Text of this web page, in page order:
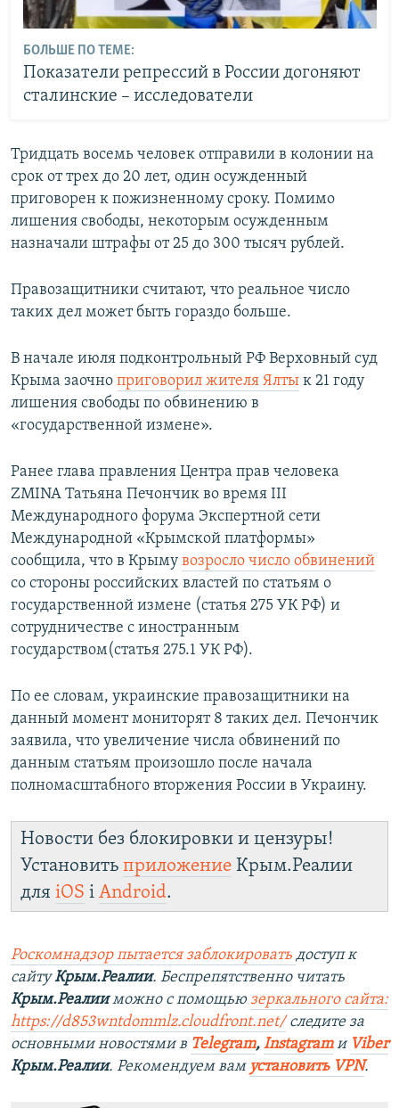
БОЛЬШЕ ПО ТЕМЕ:
Показатели репрессий в России догоняют
сталинские – исследователи
Тридцать восемь человек отправили в колонии на
срок от трех до 20 лет, один осужденный
приговорен к пожизненному сроку. Помимо
лишения свободы, некоторым осужденным
назначали штрафы от 25 до 300 тысяч рублей.
Правозащитники считают, что реальное число
таких дел может быть гораздо больше.
В начале июля подконтрольный РФ Верховный суд
Крыма заочно приговорил жителя Ялты к 21 году
лишения свободы по обвинению в
«государственной измене».
Ранее глава правления Центра прав человека
ZMINA Татьяна Печончик во время ІІІ
Международного форума Экспертной сети
Международной «Крымской платформы»
сообщила, что в Крыму возросло число обвинений
со стороны российских властей по статьям о
государственной измене (статья 275 УК РФ) и
сотрудничестве с иностранным
государством(статья 275.1 УК РФ).
По ее словам, украинские правозащитники на
данный момент мониторят 8 таких дел. Печончик
заявила, что увеличение числа обвинений по
данным статьям произошло после начала
полномасштабного вторжения России в Украину.
Новости без блокировки и цензуры!
Установить приложение Крым.Реалии
для iOS і Android.
Роскомнадзор пытается заблокировать доступ к
сайтуКрым.Реалии. Беспрепятственно читать
Крым.Реалииможно с помощью зеркального сайта:
https://d853wntdommlz.cloudfront.net/следите за
основными новостями в Telegram, Instagramи Viber
Крым.Реалии. Рекомендуем вам установить VPN.